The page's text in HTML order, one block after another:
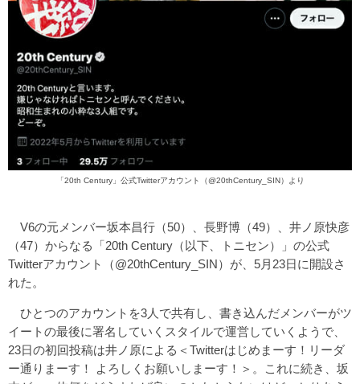
「20th Century」公式Twitterアカウント（@20thCentury_SIN）より
V6の元メンバー坂本昌行（50）、長野博（49）、井ノ原快彦
（47）からなる「20th Century（以下、トニセン）」の公式
Twitterアカウント（@20thCentury_SIN）が、5月23日に開設さ
れた。
ひとつのアカウントを3人で共有し、書き込んだメンバーがツ
イートの最後に署名していくスタイルで運営していくようで、
23日の初回投稿は井ノ原による＜Twitterはじめまーす！リーダ
ー通りまーす！ よろしくお願いしまーす！＞。これに続き、坂